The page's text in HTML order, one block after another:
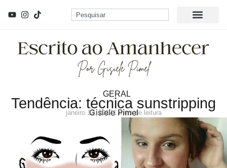
GERAL
Tendência: técnica sunstripping
Gisiele Pimel
janeiro 13, 20171 mins de leitura